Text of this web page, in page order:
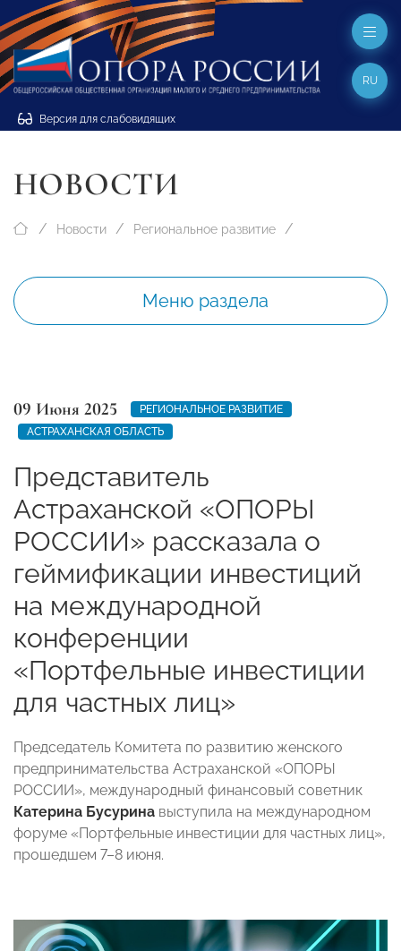
Версия для слабовидящих
RU
НОВОСТИ
Новости Региональное развитие
Меню раздела
09 Июня 2025
РЕГИОНАЛЬНОЕ РАЗВИТИЕ
АСТРАХАНСКАЯ ОБЛАСТЬ
Представитель
Астраханской «ОПОРЫ
РОССИИ» рассказала о
геймификации инвестиций
на международной
конференции
«Портфельные инвестиции
для частных лиц»
Председатель Комитета по развитию женского
предпринимательства Астраханской «ОПОРЫ
РОССИИ», международный финансовый советник
Катерина Бусурина выступила на международном
форуме «Портфельные инвестиции для частных лиц»,
прошедшем 7–8 июня.